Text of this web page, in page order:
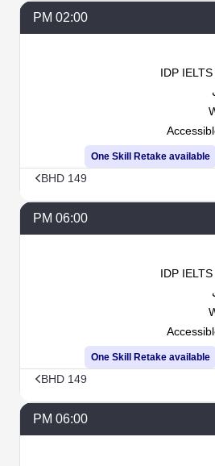
02:00 PM
IDP
One Skill Retake available
BHD 149
06:00 PM
IDP
One Skill Retake available
BHD 149
06:00 PM